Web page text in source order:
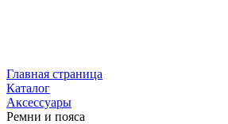
Главная страница
Каталог
Аксессуары
Ремни и пояса